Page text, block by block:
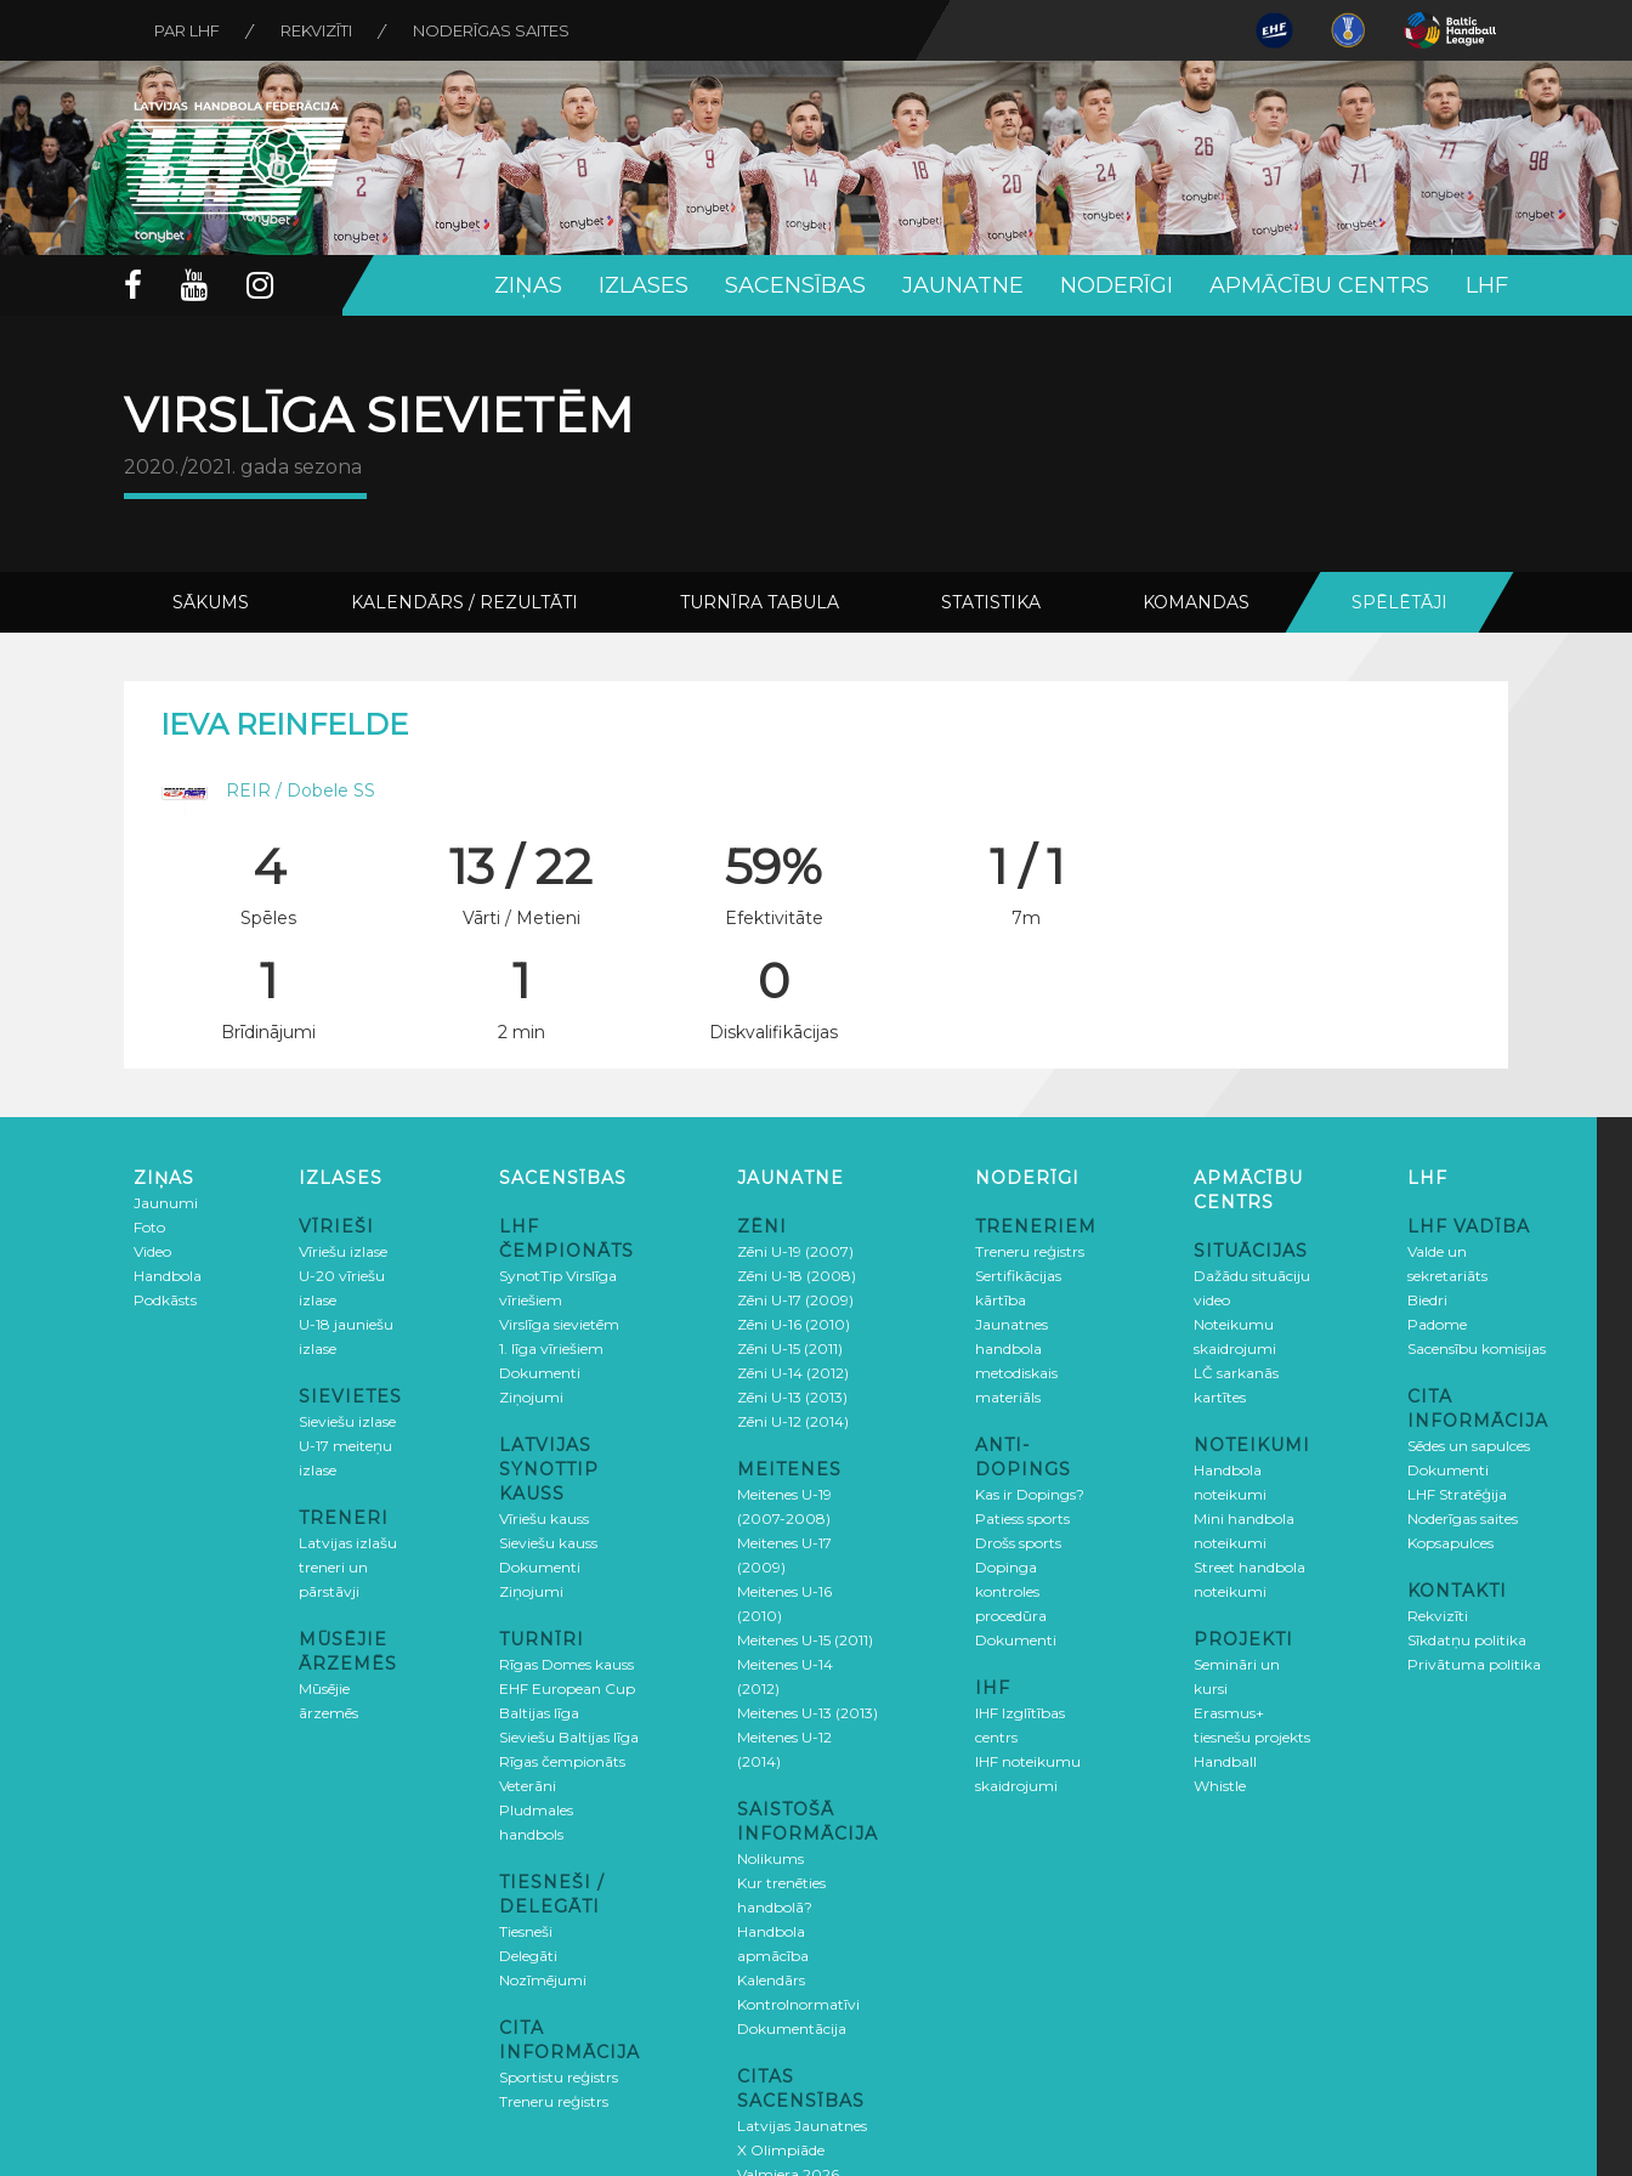
PAR LHF REKVIZĪTI NODERĪGAS SAITES
ZIŅAS IZLASES SACENSĪBAS JAUNATNE NODERĪGI APMĀCĪBU CENTRS LHF
VIRSLĪGA SIEVIETĒM
2020./2021. gada sezona
SĀKUMS KALENDĀRS / REZULTĀTI TURNĪRA TABULA STATISTIKA KOMANDAS SPĒLĒTĀJI
IEVA REINFELDE
REIR / Dobele SS
4
Spēles
13 / 22
Vārti / Metieni
59%
Efektivitāte
1 / 1
7m
1
Brīdinājumi
1
2 min
0
Diskvalifikācijas
ZIŅAS
Jaunumi
Foto
Video
Handbola
Podkāsts
IZLASES
VĪRIEŠI
Vīriešu izlase
U-20 vīriešu
izlase
U-18 jauniešu
izlase
SIEVIETES
Sieviešu izlase
U-17 meiteņu
izlase
TRENERI
Latvijas izlašu
treneri un
pārstāvji
MŪSĒJIE
ĀRZEMĒS
Mūsējie
ārzemēs
SACENSĪBAS
LHF
ČEMPIONĀTS
SynotTip Virslīga
vīriešiem
Virslīga sievietēm
1. līga vīriešiem
Dokumenti
Ziņojumi
LATVIJAS
SYNOTTIP
KAUSS
Vīriešu kauss
Sieviešu kauss
Dokumenti
Ziņojumi
TURNĪRI
Rīgas Domes kauss
EHF European Cup
Baltijas līga
Sieviešu Baltijas līga
Rīgas čempionāts
Veterāni
Pludmales
handbols
TIESNEŠI /
DELEGĀTI
Tiesneši
Delegāti
Nozīmējumi
CITA
INFORMĀCIJA
Sportistu reģistrs
Treneru reģistrs
JAUNATNE
ZĒNI
Zēni U-19 (2007)
Zēni U-18 (2008)
Zēni U-17 (2009)
Zēni U-16 (2010)
Zēni U-15 (2011)
Zēni U-14 (2012)
Zēni U-13 (2013)
Zēni U-12 (2014)
MEITENES
Meitenes U-19
(2007-2008)
Meitenes U-17
(2009)
Meitenes U-16
(2010)
Meitenes U-15 (2011)
Meitenes U-14
(2012)
Meitenes U-13 (2013)
Meitenes U-12
(2014)
SAISTOŠĀ
INFORMĀCIJA
Nolikums
Kur trenēties
handbolā?
Handbola
apmācība
Kalendārs
Kontrolnormatīvi
Dokumentācija
CITAS
SACENSĪBAS
Latvijas Jaunatnes
X Olimpiāde
NODERĪGI
TRENERIEM
Treneru reģistrs
Sertifikācijas
kārtība
Jaunatnes
handbola
metodiskais
materiāls
ANTI-
DOPINGS
Kas ir Dopings?
Patiess sports
Drošs sports
Dopinga
kontroles
procedūra
Dokumenti
IHF
IHF Izglītības
centrs
IHF noteikumu
skaidrojumi
APMĀCĪBU
CENTRS
SITUĀCIJAS
Dažādu situāciju
video
Noteikumu
skaidrojumi
LČ sarkanās
kartītes
NOTEIKUMI
Handbola
noteikumi
Mini handbola
noteikumi
Street handbola
noteikumi
PROJEKTI
Semināri un
kursi
Erasmus+
tiesnešu projekts
Handball
Whistle
LHF
LHF VADĪBA
Valde un
sekretariāts
Biedri
Padome
Sacensību komisijas
CITA
INFORMĀCIJA
Sēdes un sapulces
Dokumenti
LHF Stratēģija
Noderīgas saites
Kopsapulces
KONTAKTI
Rekvizīti
Sīkdatņu politika
Privātuma politika